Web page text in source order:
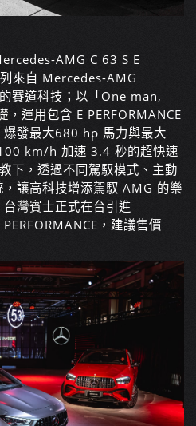
AMG C 63 S E
來自 Mercedes-AMG
賽道科技；以「One man,
運用包含 E PERFORMANCE
發最大680 hp 馬力與最大
km/h 加速 3.4 秒的超快速
下，透過不同駕馭模式、主動
讓高科技增添駕馭 AMG 的樂
灣賓士正式在台引進
，建議售價